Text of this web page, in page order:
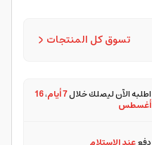
تسوق كل المنتجات
اطلبه الآن ليصلك خلال7 أيام ،16
أغسطس